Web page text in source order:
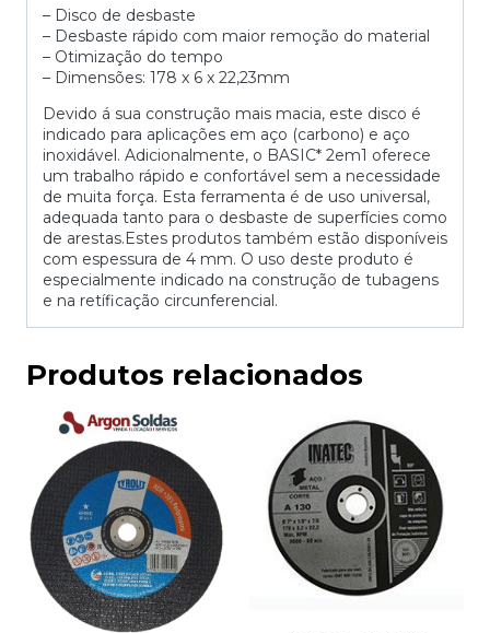
– Disco de desbaste
– Desbaste rápido com maior remoção do material
– Otimização do tempo
– Dimensões: 178 x 6 x 22,23mm
Devido á sua construção mais macia, este disco é
indicado para aplicações em aço (carbono) e aço
inoxidável. Adicionalmente, o BASIC* 2em1 oferece
um trabalho rápido e confortável sem a necessidade
de muita força. Esta ferramenta é de uso universal,
adequada tanto para o desbaste de superfícies como
de arestas.Estes produtos também estão disponíveis
com espessura de 4 mm. O uso deste produto é
especialmente indicado na construção de tubagens
e na retíficação circunferencial.
Produtos relacionados